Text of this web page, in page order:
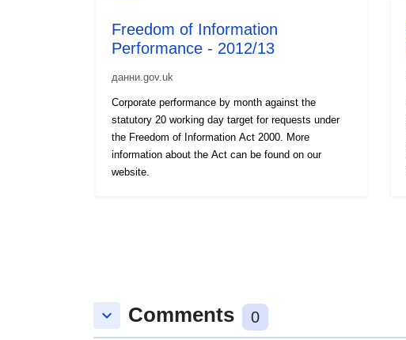
Freedom of Information
Performance - 2012/13
данни.gov.uk
Corporate performance by month against the
statutory 20 working day target for requests under
the Freedom of Information Act 2000. More
information about the Act can be found on our
website.
keyboard_arrow_down Comments 0